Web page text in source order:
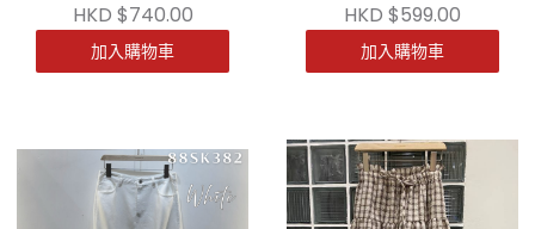
HKD $740.00
加入購物車
HKD $599.00
加入購物車